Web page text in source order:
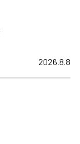
2026.8.8